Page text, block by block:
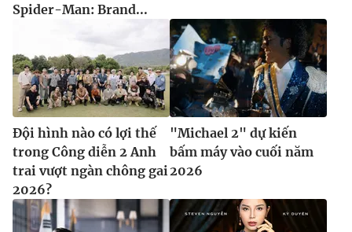
Spider-Man: Brand...
Đội hình nào có lợi thế
trong Công diễn 2 Anh
trai vượt ngàn chông gai
2026?
"Michael 2" dự kiến
bấm máy vào cuối năm
2026